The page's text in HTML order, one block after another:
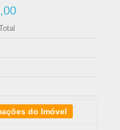
do Imóvel